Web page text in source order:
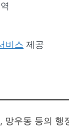
비스 제공
우동 등의 행